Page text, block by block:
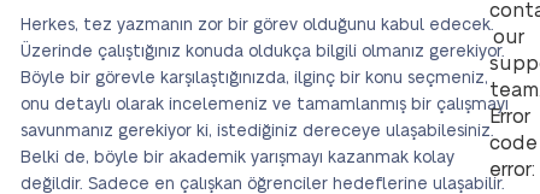
our
Error
code
error:
Herkes, tez yazmanın zor bir görev olduğunu kabul edecek.
Üzerinde çalıştığınız konuda oldukça bilgili olmanız gerekiyor.
Böyle bir görevle karşılaştığınızda, ilginç bir konu seçmeniz,
onu detaylı olarak incelemeniz ve tamamlanmış bir çalışmayı
savunmanız gerekiyor ki, istediğiniz dereceye ulaşabilesiniz.
Belki de, böyle bir akademik yarışmayı kazanmak kolay
değildir. Sadece en çalışkan öğrenciler hedeflerine ulaşabilir.